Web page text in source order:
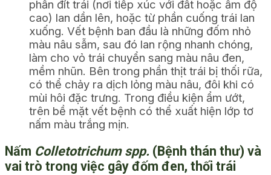
phần đít trái (nơi tiếp xúc với đất hoặc ẩm độ
cao) lan dần lên, hoặc từ phần cuống trái lan
xuống. Vết bệnh ban đầu là những đốm nhỏ
màu nâu sẫm, sau đó lan rộng nhanh chóng,
làm cho vỏ trái chuyển sang màu nâu đen,
mềm nhũn. Bên trong phần thịt trái bị thối rữa,
có thể chảy ra dịch lỏng màu nâu, đôi khi có
mùi hôi đặc trưng. Trong điều kiện ẩm ướt,
trên bề mặt vết bệnh có thể xuất hiện lớp tơ
nấm màu trắng mịn.
Nấm Colletotrichum spp. (Bệnh thán thư) và
vai trò trong việc gây đốm đen, thối trái